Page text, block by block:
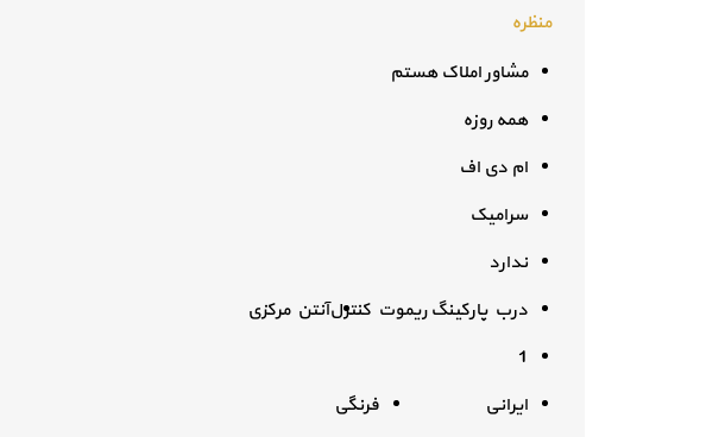
مشاور املاک هستم
همه روزه
ام دی اف
سرامیک
ندارد
درب پارکینگ ریموت کنترلآنتن مرکزی
1
ایرانی فرنگی
منظره